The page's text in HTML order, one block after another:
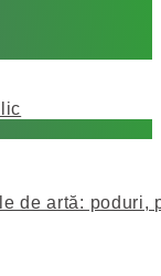
de artă: poduri,